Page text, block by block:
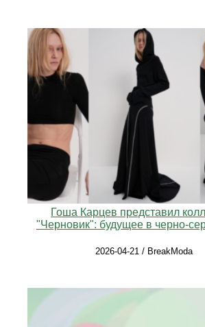
Гоша Карцев представил
"Черновик": будущее в черно-
2026-04-21 / BreakModa